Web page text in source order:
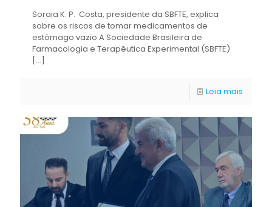
Soraia K. P. Costa, presidente da SBFTE, explica
sobre os riscos de tomar medicamentos de
estômago vazio A Sociedade Brasileira de
Farmacologia e Terapêutica Experimental (SBFTE)
[…]
Leia mais